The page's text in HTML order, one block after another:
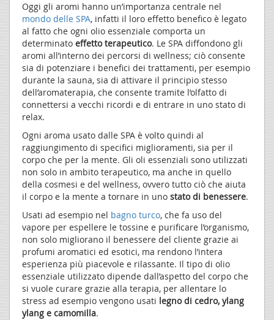
Oggi gli aromi hanno un’importanza centrale nel
mondo delle SPA, infatti il loro effetto benefico è legato
al fatto che ogni olio essenziale comporta un
determinato effetto terapeutico. Le SPA diffondono gli
aromi all’interno dei percorsi di wellness; ciò consente
sia di potenziare i benefici dei trattamenti, per esempio
durante la sauna, sia di attivare il principio stesso
dell’aromaterapia, che consente tramite l’olfatto di
connettersi a vecchi ricordi e di entrare in uno stato di
relax.
Ogni aroma usato dalle SPA è volto quindi al
raggiungimento di specifici miglioramenti, sia per il
corpo che per la mente. Gli oli essenziali sono utilizzati
non solo in ambito terapeutico, ma anche in quello
della cosmesi e del wellness, ovvero tutto ciò che aiuta
il corpo e la mente a tornare in uno stato di benessere.
Usati ad esempio nel bagno turco, che fa uso del
vapore per espellere le tossine e purificare l’organismo,
non solo migliorano il benessere del cliente grazie ai
profumi aromatici ed esotici, ma rendono l’intera
esperienza più piacevole e rilassante. Il tipo di olio
essenziale utilizzato dipende dall’aspetto del corpo che
si vuole curare grazie alla terapia, per allentare lo
stress ad esempio vengono usati legno di cedro, ylang
ylang e camomilla.